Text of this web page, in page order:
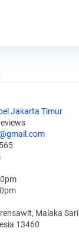
Malaka Sari
13460